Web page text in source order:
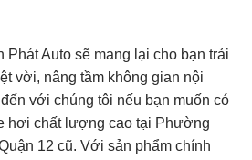
Phát Auto sẽ mang lại cho bạn trải
vời, nâng tầm không gian nội
với chúng tôi nếu bạn muốn có
hơi chất lượng cao tại Phường
12 cũ. Với sản phẩm chính